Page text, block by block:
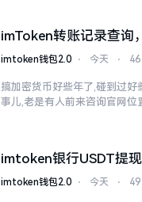
imToken转账记录查询
imtoken钱包2.0 ⋅ 今天 ⋅
搞加密货币好些年了,碰到过
事儿,老是有人前来咨询官网
imtoken银行USDT提
imtoken钱包2.0 ⋅ 今天 ⋅